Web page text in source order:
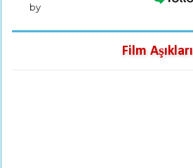
by
Film Aşıkları